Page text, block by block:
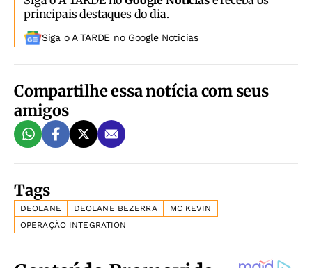
principais destaques do dia.
Siga o A TARDE no Google Noticias
Compartilhe essa notícia com seus
amigos
Tags
DEOLANE DEOLANE BEZERRA
MC KEVIN
OPERAÇÃO INTEGRATION